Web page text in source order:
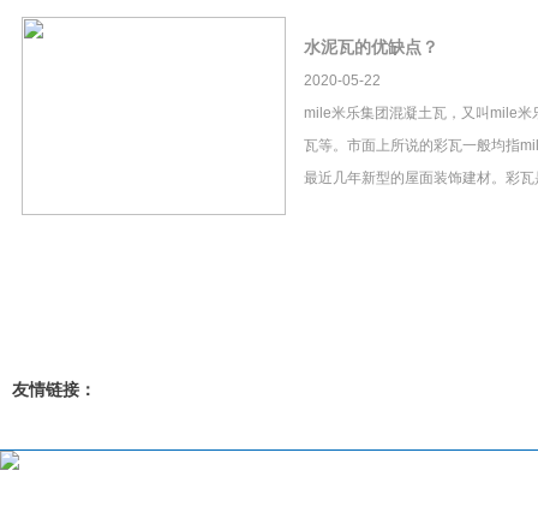
水泥瓦的优缺点？
2020-05-22
mile米乐集团混凝土瓦，又叫mile米
瓦等。市面上所说的彩瓦一般均指
最近几年新型的屋面装饰建材。彩
友情链接：